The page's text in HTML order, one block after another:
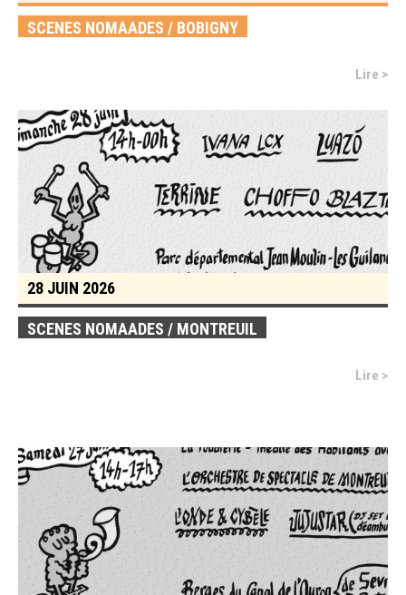
SCENES NOMAADES / BOBIGNY
Lire >
28 JUIN 2026
SCENES NOMAADES / MONTREUIL
Lire >